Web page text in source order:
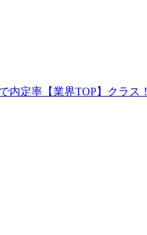
内定率【業界TOP】クラス！